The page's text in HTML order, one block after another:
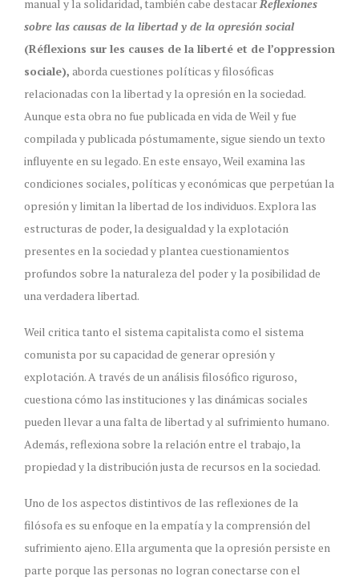
manual y la solidaridad, también cabe destacarReflexiones
sobre las causas de la libertad y de la opresión social
(Réflexions sur les causes de la liberté et de l’oppression
sociale), aborda cuestiones políticas y filosóficas
relacionadas con la libertad y la opresión en la sociedad.
Aunque esta obra no fue publicada en vida de Weil y fue
compilada y publicada póstumamente, sigue siendo un texto
influyente en su legado. En este ensayo, Weil examina las
condiciones sociales, políticas y económicas que perpetúan la
opresión y limitan la libertad de los individuos. Explora las
estructuras de poder, la desigualdad y la explotación
presentes en la sociedad y plantea cuestionamientos
profundos sobre la naturaleza del poder y la posibilidad de
una verdadera libertad.
Weil critica tanto el sistema capitalista como el sistema
comunista por su capacidad de generar opresión y
explotación. A través de un análisis filosófico riguroso,
cuestiona cómo las instituciones y las dinámicas sociales
pueden llevar a una falta de libertad y al sufrimiento humano.
Además, reflexiona sobre la relación entre el trabajo, la
propiedad y la distribución justa de recursos en la sociedad.
Uno de los aspectos distintivos de las reflexiones de la
filósofa es su enfoque en la empatía y la comprensión del
sufrimiento ajeno. Ella argumenta que la opresión persiste en
parte porque las personas no logran conectarse con el